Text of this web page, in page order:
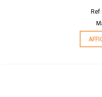
Ref